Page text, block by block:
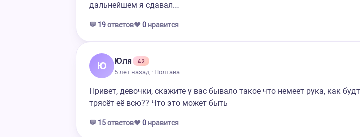
дальнейшем я сдавал…
💬 19ответов❤️ 0 нравится
Ю Юля
42
5 лет назад · Полтава
Привет, девочки, скажите у вас бывало такое что немеет рука, как
трясёт её всю?? Что это может быть
💬 15ответов❤️ 0 нравится